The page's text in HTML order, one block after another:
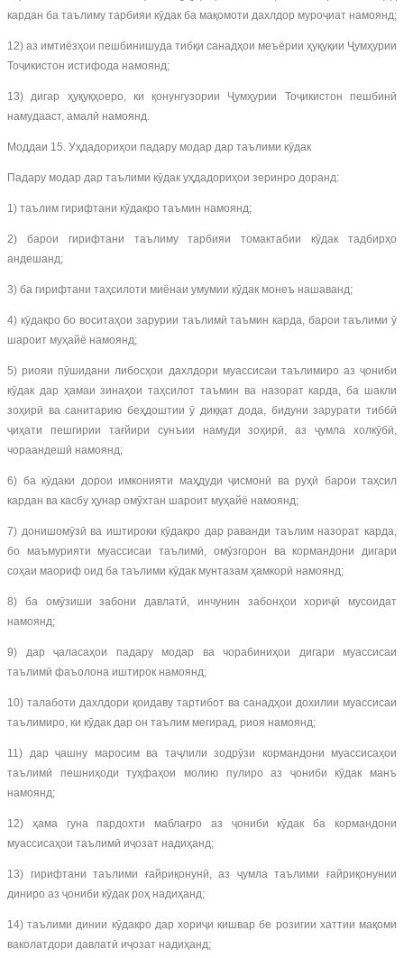
кардан ба таълиму тарбияи кӯдак ба мақомоти дахлдор муроҷиат намоянд;
12) аз имтиёзҳои пешбинишуда тибқи санадҳои меъёрии ҳуқуқии Ҷумҳурии
Тоҷикистон истифода намоянд;
13) дигар ҳуқуқҳоеро, ки қонунгузории Ҷумҳурии Тоҷикистон пешбинӣ
намудааст, амалӣ намоянд.
Моддаи 15. Уҳдадориҳои падару модар дар таълими кӯдак
Падару модар дар таълими кӯдак уҳдадориҳои зеринро доранд:
1) таълим гирифтани кӯдакро таъмин намоянд;
2) барои гирифтани таълиму тарбияи томактабии кӯдак тадбирҳо
андешанд;
3) ба гирифтани таҳсилоти миёнаи умумии кӯдак монеъ нашаванд;
4) кӯдакро бо воситаҳои зарурии таълимӣ таъмин карда, барои таълими ӯ
шароит муҳайё намоянд;
5) риояи пӯшидани либосҳои дахлдори муассисаи таълимиро аз ҷониби
кӯдак дар ҳамаи зинаҳои таҳсилот таъмин ва назорат карда, ба шакли
зоҳирӣ ва санитарию беҳдоштии ӯ диққат дода, бидуни зарурати тиббӣ
ҷиҳати пешгирии тағйири сунъии намуди зоҳирӣ, аз ҷумла холкӯбӣ,
чораандешӣ намоянд;
6) ба кӯдаки дорои имконияти маҳдуди ҷисмонӣ ва руҳӣ барои таҳсил
кардан ва касбу ҳунар омӯхтан шароит муҳайё намоянд;
7) донишомӯзӣ ва иштироки кӯдакро дар раванди таълим назорат карда,
бо маъмурияти муассисаи таълимӣ, омӯзгорон ва кормандони дигари
соҳаи маориф оид ба таълими кӯдак мунтазам ҳамкорӣ намоянд;
8) ба омӯзиши забони давлатӣ, инчунин забонҳои хориҷӣ мусоидат
намоянд;
9) дар ҷаласаҳои падару модар ва чорабиниҳои дигари муассисаи
таълимӣ фаъолона иштирок намоянд;
10) талаботи дахлдори қоидаву тартибот ва санадҳои дохилии муассисаи
таълимиро, ки кӯдак дар он таълим мегирад, риоя намоянд;
11) дар ҷашну маросим ва таҷлили зодрӯзи кормандони муассисаҳои
таълимӣ пешниҳоди туҳфаҳои молию пулиро аз ҷониби кӯдак манъ
намоянд;
12) ҳама гуна пардохти маблағро аз ҷониби кӯдак ба кормандони
муассисаҳои таълимӣ иҷозат надиҳанд;
13) гирифтани таълими ғайриқонунӣ, аз ҷумла таълими ғайриқонунии
диниро аз ҷониби кӯдак роҳ надиҳанд;
14) таълими динии кӯдакро дар хориҷи кишвар бе розигии хаттии мақоми
ваколатдори давлатӣ иҷозат надиҳанд;